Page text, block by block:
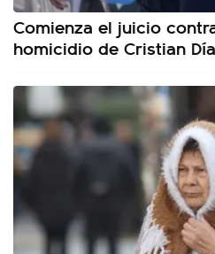
Comienza el juicio
homicidio de Cristian